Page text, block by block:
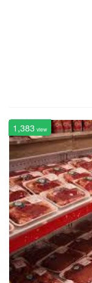
1,383 view